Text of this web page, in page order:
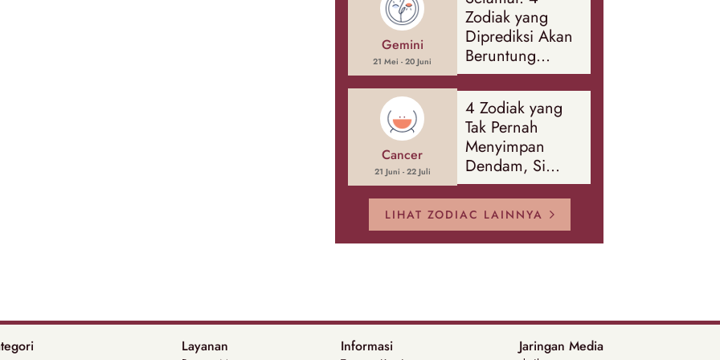
Gemini
21 Mei - 20 Juni
Zodiak yang
Diprediksi Akan
Beruntung
Sepanjang
Agustus 2026
Cancer
21 Juni - 22 Juli
4 Zodiak yang
Tak Pernah
Menyimpan
Dendam, Si
Paling Mudah
Memaafkan!
LIHAT ZODIAC LAINNYA
Layanan Informasi Jaringan Media